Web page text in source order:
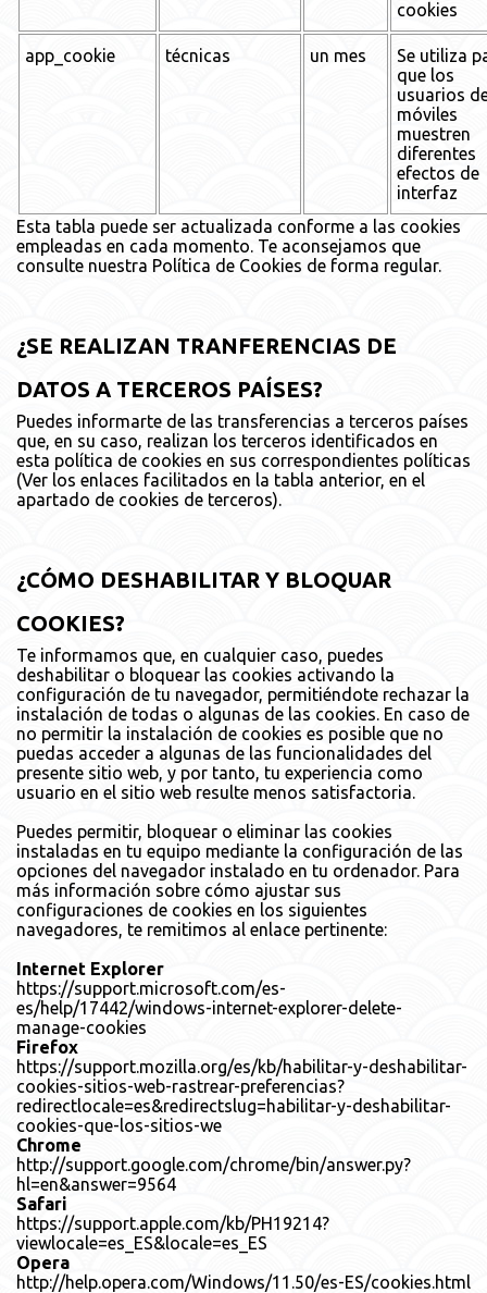
cookies
app_cookie técnicas un mes
Se utiliza
que los
usuarios
móviles
muestren
diferentes
efectos de
interfaz
Esta tabla puede ser actualizada conforme a las cookies
empleadas en cada momento. Te aconsejamos que
consulte nuestra Política de Cookies de forma regular.
¿SE REALIZAN TRANFERENCIAS DE
DATOS A TERCEROS PAÍSES?
Puedes informarte de las transferencias a terceros países
que, en su caso, realizan los terceros identificados en
esta política de cookies en sus correspondientes políticas
(Ver los enlaces facilitados en la tabla anterior, en el
apartado de cookies de terceros).
¿CÓMO DESHABILITAR Y BLOQUAR
COOKIES?
Te informamos que, en cualquier caso, puedes
deshabilitar o bloquear las cookies activando la
configuración de tu navegador, permitiéndote rechazar la
instalación de todas o algunas de las cookies. En caso de
no permitir la instalación de cookies es posible que no
puedas acceder a algunas de las funcionalidades del
presente sitio web, y por tanto, tu experiencia como
usuario en el sitio web resulte menos satisfactoria.
Puedes permitir, bloquear o eliminar las cookies
instaladas en tu equipo mediante la configuración de las
opciones del navegador instalado en tu ordenador. Para
más información sobre cómo ajustar sus
configuraciones de cookies en los siguientes
navegadores, te remitimos al enlace pertinente:
Internet Explorer
https://support.microsoft.com/es-
es/help/17442/windows-internet-explorer-delete-
manage-cookies
Firefox
https://support.mozilla.org/es/kb/habilitar-y-deshabilitar-
cookies-sitios-web-rastrear-preferencias?
redirectlocale=es&redirectslug=habilitar-y-deshabilitar-
cookies-que-los-sitios-we
Chrome
http://support.google.com/chrome/bin/answer.py?
hl=en&answer=9564
Safari
https://support.apple.com/kb/PH19214?
viewlocale=es_ES&locale=es_ES
Opera
http://help.opera.com/Windows/11.50/es-ES/cookies.html